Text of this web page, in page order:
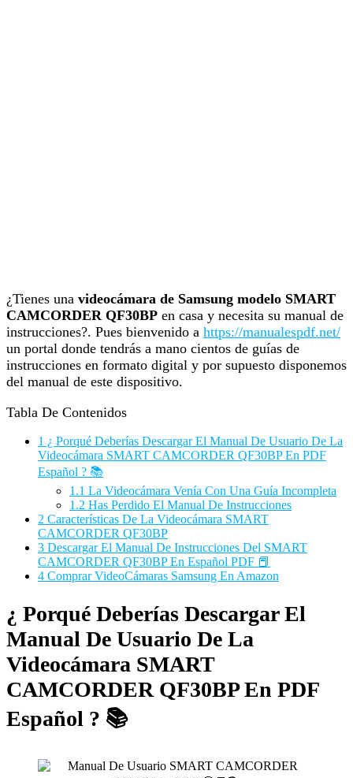
¿Tienes una videocámara de Samsung modelo SMART
CAMCORDER QF30BP en casa y necesita su manual de
instrucciones?. Pues bienvenido a https://manualespdf.net/
un portal donde tendrás a mano cientos de guías de
instrucciones en formato digital y por supuesto disponemos
del manual de este dispositivo.
Tabla De Contenidos
1 ¿ Porqué Deberías Descargar El Manual De Usuario De La
Videocámara SMART CAMCORDER QF30BP En PDF
Español ? 📚
1.1 La Videocámara Venía Con Una Guía Incompleta
1.2 Has Perdido El Manual De Instrucciones
2 Características De La Videocámara SMART
CAMCORDER QF30BP
3 Descargar El Manual De Instrucciones Del SMART
CAMCORDER QF30BP En Español PDF 📕
4 Comprar VideoCámaras Samsung En Amazon
¿ Porqué Deberías Descargar El
Manual De Usuario De La
Videocámara SMART
CAMCORDER QF30BP En PDF
Español ? 📚